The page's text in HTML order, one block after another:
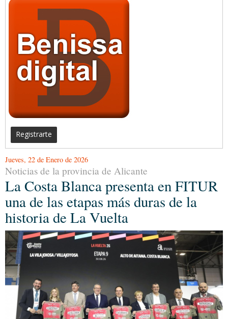
Registrarte
Jueves, 22 de Enero de 2026
Noticias de la provincia de Alicante
La Costa Blanca presenta en FITUR
una de las etapas más duras de la
historia de La Vuelta